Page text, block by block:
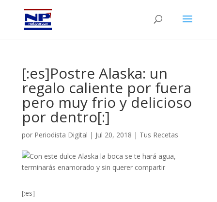
[:es]Postre Alaska: un
regalo caliente por fuera
pero muy frio y delicioso
por dentro[:]
por Periodista Digital | Jul 20, 2018 | Tus Recetas
[:es]